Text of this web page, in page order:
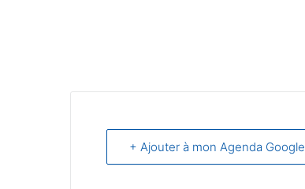
+ Ajouter à mon Agenda Google